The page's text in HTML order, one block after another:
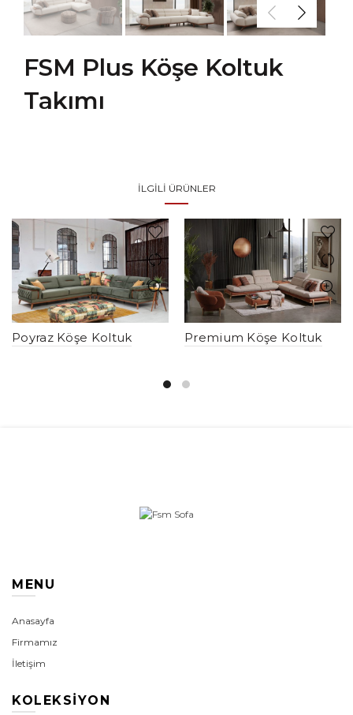
FSM Plus Köşe Koltuk
Takımı
İLGILI ÜRÜNLER
Poyraz Köşe Koltuk Premium Köşe Koltuk
MENU
Anasayfa
Firmamız
İletişim
KOLEKSIYON